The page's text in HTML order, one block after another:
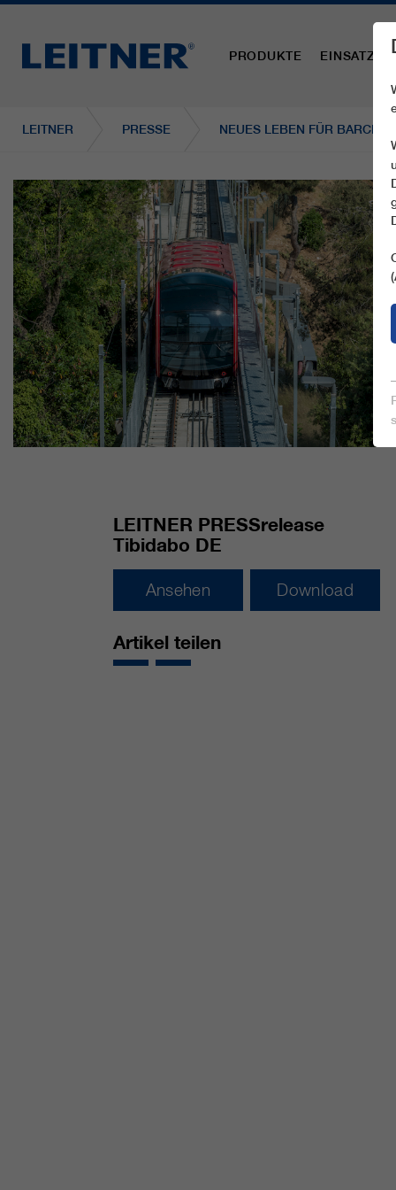
PRODUKTE
LEITNER PRESSE NEUES LEBEN FÜR
LEITNER PRESSrelease
Tibidabo DE
Ansehen Download
Artikel teilen